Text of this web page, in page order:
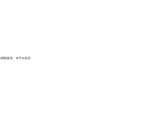
師提供。本平台並非